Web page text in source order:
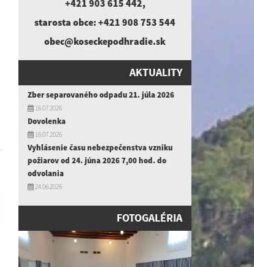
+421 903 615 442,
starosta obce:+421 908 753 544
obec@koseckepodhradie.sk
AKTUALITY
Zber separovaného odpadu 21. júla 2026
16.07.2026
Dovolenka
16.07.2026
Vyhlásenie času nebezpečenstva vzniku
požiarov od 24. júna 2026 7,00 hod. do
odvolania
24.06.2026
FOTOGALÉRIA